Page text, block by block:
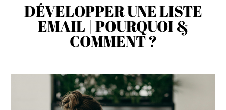
DÉVELOPPER UNE LISTE
EMAIL | POURQUOI &
COMMENT ?